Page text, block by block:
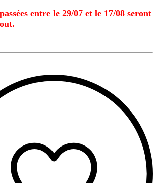
entre le 29/07 et le 17/08 seront